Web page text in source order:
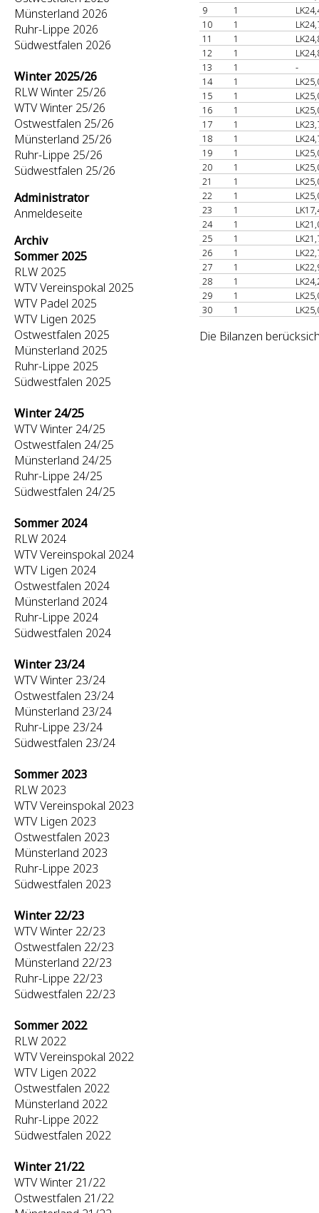
Münsterland 2026
Ruhr-Lippe 2026
Südwestfalen 2026
Winter 2025/26
RLW Winter 25/26
WTV Winter 25/26
Ostwestfalen 25/26
Münsterland 25/26
Ruhr-Lippe 25/26
Südwestfalen 25/26
Administrator
Anmeldeseite
Archiv
Sommer 2025
RLW 2025
WTV Vereinspokal 2025
WTV Padel 2025
WTV Ligen 2025
Ostwestfalen 2025
Münsterland 2025
Ruhr-Lippe 2025
Südwestfalen 2025
Winter 24/25
WTV Winter 24/25
Ostwestfalen 24/25
Münsterland 24/25
Ruhr-Lippe 24/25
Südwestfalen 24/25
Sommer 2024
RLW 2024
WTV Vereinspokal 2024
WTV Ligen 2024
Ostwestfalen 2024
Münsterland 2024
Ruhr-Lippe 2024
Südwestfalen 2024
Winter 23/24
WTV Winter 23/24
Ostwestfalen 23/24
Münsterland 23/24
Ruhr-Lippe 23/24
Südwestfalen 23/24
Sommer 2023
RLW 2023
WTV Vereinspokal 2023
WTV Ligen 2023
Ostwestfalen 2023
Münsterland 2023
Ruhr-Lippe 2023
Südwestfalen 2023
Winter 22/23
WTV Winter 22/23
Ostwestfalen 22/23
Münsterland 22/23
Ruhr-Lippe 22/23
Südwestfalen 22/23
Sommer 2022
RLW 2022
WTV Vereinspokal 2022
WTV Ligen 2022
Ostwestfalen 2022
Münsterland 2022
Ruhr-Lippe 2022
Südwestfalen 2022
Winter 21/22
WTV Winter 21/22
Ostwestfalen 21/22
9
1
10
1
11
1
12
1
13
1
-
14
1
15
1
16
1
17
1
18
1
19
1
20
1
21
1
22
1
23
1
24
1
25
1
26
1
27
1
28
1
29
1
30
1
Die Bilanzen